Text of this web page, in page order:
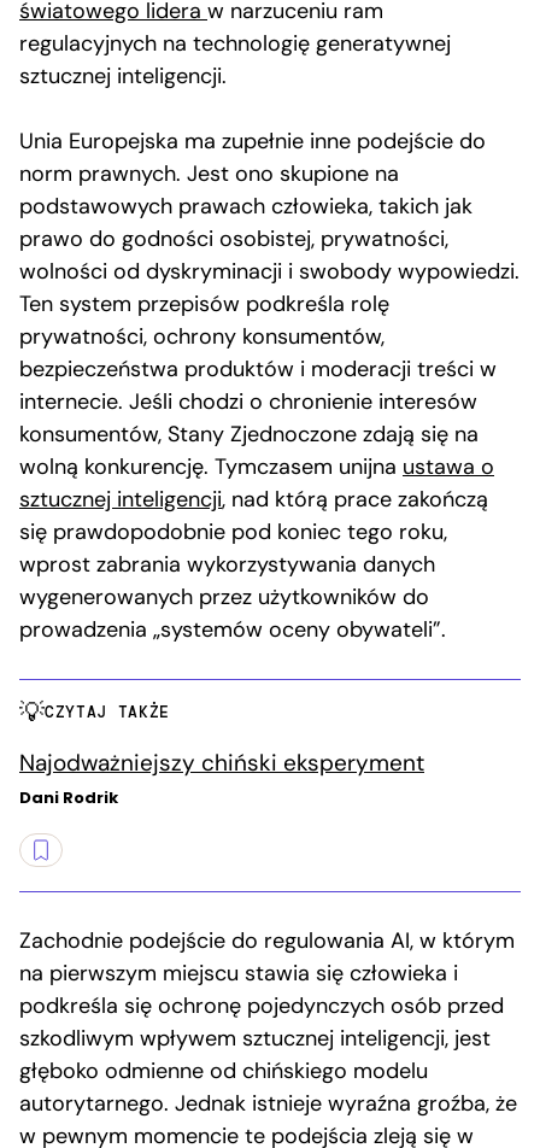
światowego lidera w narzuceniu ram
regulacyjnych na technologię generatywnej
sztucznej inteligencji.
Unia Europejska ma zupełnie inne podejście do
norm prawnych. Jest ono skupione na
podstawowych prawach człowieka, takich jak
prawo do godności osobistej, prywatności,
wolności od dyskryminacji i swobody wypowiedzi.
Ten system przepisów podkreśla rolę
prywatności, ochrony konsumentów,
bezpieczeństwa produktów i moderacji treści w
internecie. Jeśli chodzi o chronienie interesów
konsumentów, Stany Zjednoczone zdają się na
wolną konkurencję. Tymczasem unijna ustawa o
sztucznej inteligencji, nad którą prace zakończą
się prawdopodobnie pod koniec tego roku,
wprost zabrania wykorzystywania danych
wygenerowanych przez użytkowników do
prowadzenia „systemów oceny obywateli”.
CZYTAJ TAKŻE
Najodważniejszy chiński eksperyment
Dani Rodrik
Zachodnie podejście do regulowania AI, w którym
na pierwszym miejscu stawia się człowieka i
podkreśla się ochronę pojedynczych osób przed
szkodliwym wpływem sztucznej inteligencji, jest
głęboko odmienne od chińskiego modelu
autorytarnego. Jednak istnieje wyraźna groźba, że
w pewnym momencie te podejścia zleją się w